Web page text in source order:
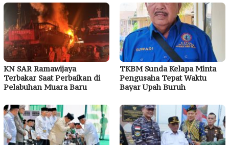
KN SAR Ramawijaya
Terbakar Saat Perbaikan di
Pelabuhan Muara Baru
TKBM Sunda Kelapa Minta
Pengusaha Tepat Waktu
Bayar Upah Buruh